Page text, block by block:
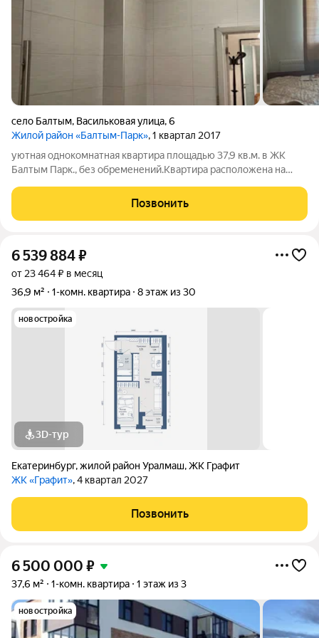
село Балтым, Васильковая улица,6
Жилой район «Балтым-Парк», 1 квартал 2017
уютная однокомнатная квартира площадью 37,9 кв.м. в ЖК
Балтым Парк., без обременений.Квартира расположена на
2017. Есть просторная лоджия. Сделан косметический ремонт,
санузел совмещен,
Позвонить
6 539 884₽
от 23 464 ₽ в месяц
36,9 м²
1-комн. квартира 8 этаж из 30
новостройка
3D-тур
Екатеринбург,жилой район Уралмаш,ЖК Графит
ЖК «Графит», 4 квартал 2027
Позвонить
6 500 000 ₽
37,6 м² 1-комн. квартира 1 этаж из 3
новостройка